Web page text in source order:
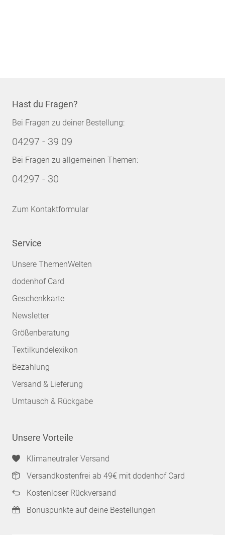
Hast du Fragen?
Bei Fragen zu deiner Bestellung:
04297 - 39 09
Bei Fragen zu allgemeinen Themen:
04297 - 30
Zum Kontaktformular
Service
Unsere ThemenWelten
dodenhof Card
Geschenkkarte
Newsletter
Größenberatung
Textilkundelexikon
Bezahlung
Versand & Lieferung
Umtausch & Rückgabe
Unsere Vorteile
Klimaneutraler Versand
Versandkostenfrei ab 49€ mit dodenhof Card
Kostenloser Rückversand
Bonuspunkte auf deine Bestellungen